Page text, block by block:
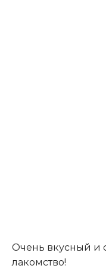
Очень вкусный и
лакомство!